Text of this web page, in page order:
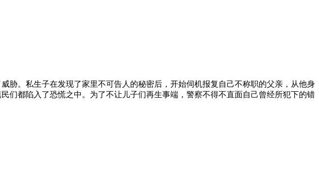
。私生子在发现了家里不可告人的秘密后，开始伺机报复自己不称职的父亲，从他身
们都陷入了恐慌之中。为了不让儿子们再生事端，警察不得不直面自己曾经所犯下的错